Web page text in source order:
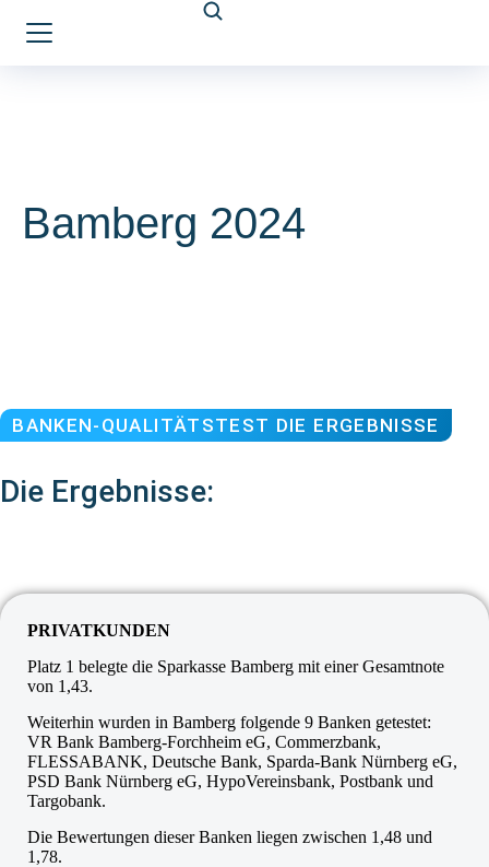
Bamberg 2024
BANKEN-QUALITÄTSTEST DIE ERGEBNISSE
Die Ergebnisse:
PRIVATKUNDEN
Platz 1 belegte die Sparkasse Bamberg mit einer Gesamtnote
von 1,43.
Weiterhin wurden in Bamberg folgende 9 Banken getestet:
VR Bank Bamberg-Forchheim eG, Commerzbank,
FLESSABANK, Deutsche Bank, Sparda-Bank Nürnberg eG,
PSD Bank Nürnberg eG, HypoVereinsbank, Postbank und
Targobank.
Die Bewertungen dieser Banken liegen zwischen 1,48 und
1,78.